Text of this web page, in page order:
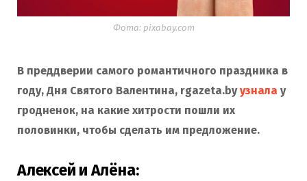
Фота: pixabay.com
В преддверии самого романтичного праздника в
году, Дня Святого Валентина, rgazeta.byузнала у
гродненок, на какие хитрости пошли их
половинки, чтобы сделать им предложение.
Алексей и Алёна: